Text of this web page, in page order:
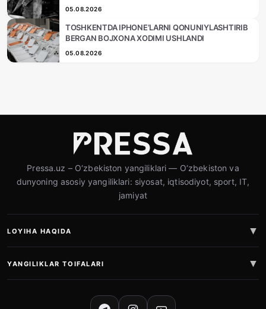
05.08.2026
TOSHKENTDA IPHONE’LARNI QONUNIYLASHTIRIB
BERGAN BOJXONA XODIMI USHLANDI
05.08.2026
Pressa.uz – O‘zbekiston yangiliklari — O‘zbekiston va
dunyoning asosiy yangiliklari: siyosat, iqtisodiyot, sport, IT,
jamiyat
LOYIHA HAQIDA
YANGILIKLAR TOIFALARI
IJTIMOIY TARMOQLAR